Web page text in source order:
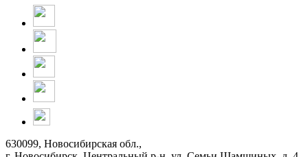
630099, Новосибирская обл.,